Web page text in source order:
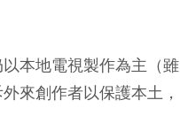
本地電視製作為主（雖
來創作者以保護本土，